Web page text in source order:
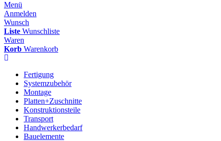
Menü
Anmelden
Wunsch
Liste Wunschliste
Waren
Korb Warenkorb
Fertigung
Systemzubehör
Montage
Platten+Zuschnitte
Konstruktionsteile
Transport
Handwerkerbedarf
Bauelemente